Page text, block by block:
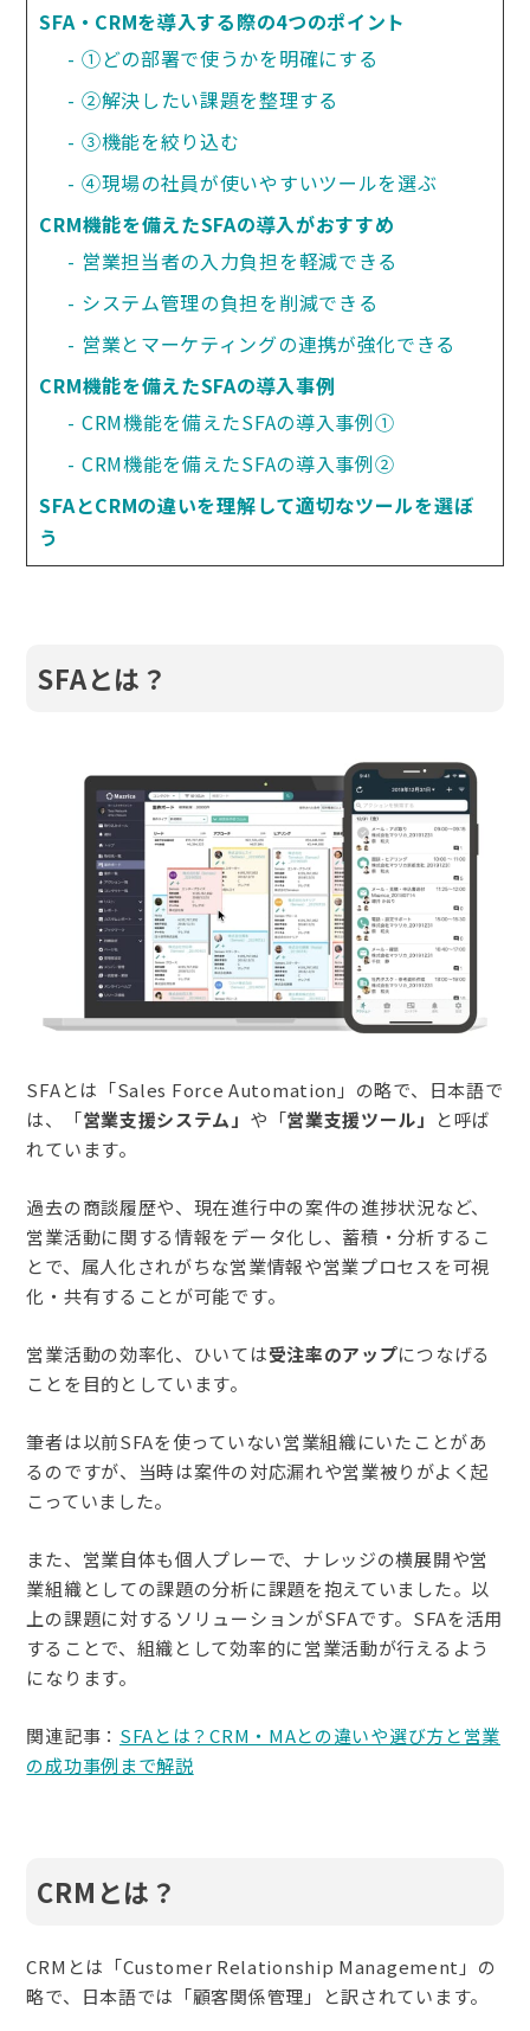
SFA・CRMを導入する際の4つのポイント
①どの部署で使うかを明確にする
②解決したい課題を整理する
③機能を絞り込む
④現場の社員が使いやすいツールを選ぶ
CRM機能を備えたSFAの導入がおすすめ
営業担当者の入力負担を軽減できる
システム管理の負担を削減できる
営業とマーケティングの連携が強化できる
CRM機能を備えたSFAの導入事例
CRM機能を備えたSFAの導入事例①
CRM機能を備えたSFAの導入事例②
SFAとCRMの違いを理解して適切なツールを選ぼ
う
SFAとは？
SFAとは「Sales Force Automation」の略で、日本語で
は、「営業支援システム」 や「営業支援ツール」
と呼ば
れています。
過去の商談履歴や、現在進行中の案件の進捗状況など、
営業活動に関する情報をデータ化し、蓄積・分析するこ
とで、属人化されがちな営業情報や営業プロセスを可視
化・共有することが可能です。
営業活動の効率化、ひいては受注率のアップにつなげる
ことを目的としています。
筆者は以前SFAを使っていない営業組織にいたことがあ
るのですが、当時は案件の対応漏れや営業被りがよく起
こっていました。
また、営業自体も個人プレーで、ナレッジの横展開や営
業組織としての課題の分析に課題を抱えていました。以
上の課題に対するソリューションがSFAです。SFAを活用
することで、組織として効率的に営業活動が行えるよう
になります。
関連記事： SFAとは？CRM・MAとの違いや選び方と営業
の成功事例まで解説
CRMとは？
CRMとは「Customer Relationship Management」の
略で、日本語では「顧客関係管理」と訳されています。